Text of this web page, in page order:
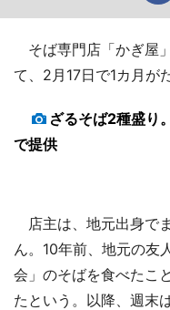
そば専門店「かぎ屋
て、2月17日で1カ月が
ざるそば2種盛り
で提供
店主は、地元出身で
ん。10年前、地元の友
会」のそばを食べたこ
たという。以降、週末